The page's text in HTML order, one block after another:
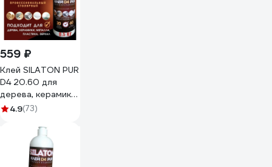
559 ₽
Клей SILATON PUR
D4 20.60 для
дерева, керамики,
металла и стекла,
0.5 кг PURD4/05
4.9(73)